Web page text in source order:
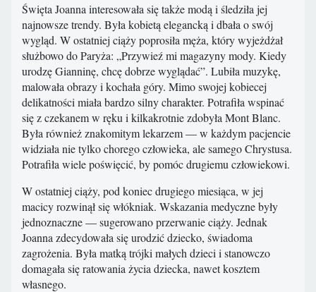
Święta Joanna interesowała się także modą i śledziła jej
najnowsze trendy. Była kobietą elegancką i dbała o swój
wygląd. W ostatniej ciąży poprosiła męża, który wyjeżdżał
służbowo do Paryża: „Przywieź mi magazyny mody. Kiedy
urodzę Gianninę, chcę dobrze wyglądać”. Lubiła muzykę,
malowała obrazy i kochała góry. Mimo swojej kobiecej
delikatności miała bardzo silny charakter. Potrafiła wspinać
się z czekanem w ręku i kilkakrotnie zdobyła Mont Blanc.
Była również znakomitym lekarzem — w każdym pacjencie
widziała nie tylko chorego człowieka, ale samego Chrystusa.
Potrafiła wiele poświęcić, by pomóc drugiemu człowiekowi.
W ostatniej ciąży, pod koniec drugiego miesiąca, w jej
macicy rozwinął się włókniak. Wskazania medyczne były
jednoznaczne — sugerowano przerwanie ciąży. Jednak
Joanna zdecydowała się urodzić dziecko, świadoma
zagrożenia. Była matką trójki małych dzieci i stanowczo
domagała się ratowania życia dziecka, nawet kosztem
własnego.